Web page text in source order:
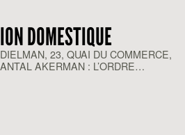
DOMESTIQUE
23, QUAI DU COMMERCE,
AKERMAN : L’ORDRE
(2020), CORINNE MAURY